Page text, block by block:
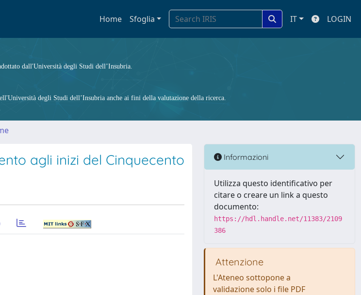
Home Sfoglia IT LOGIN
dall'Università degli Studi dell’Insubria.
degli Studi dell’Insubria anche ai fini della valutazione della ricerca.
agli inizi del Cinquecento Informazioni
Utilizza questo identificativo per
citare o creare un link a questo
documento:
https://hdl.handle.net/11383/2109
386
Attenzione
L'Ateneo sottopone a
validazione solo i file PDF